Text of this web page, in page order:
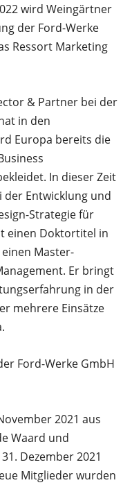
wird Weingärtner
der Ford-Werke
Ressort Marketing
& Partner bei der
in den
Europa bereits die
In dieser Zeit
der Entwicklung und
Strategie für
einen Doktortitel in
Master-
Er bringt
in der
mehrere Einsätze
Ford-Werke GmbH
2021 aus
Waard und
Dezember 2021
Mitglieder wurden